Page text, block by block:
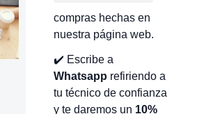
compras hechas en
nuestra página web.
✔️ Escribe a
Whatsapp refiriendo a
tu técnico de confianza
y te daremos un 10%
VOLVER ARRIBA